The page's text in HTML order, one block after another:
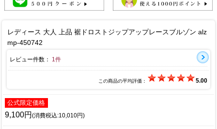
レディース 大人 上品 裾ドロストジップアップレースブルゾン alz
mp-450742
レビュー件数： 1件
この商品の平均評価： 5.00
公式限定価格
9,100円 (消費税込:10,010円)